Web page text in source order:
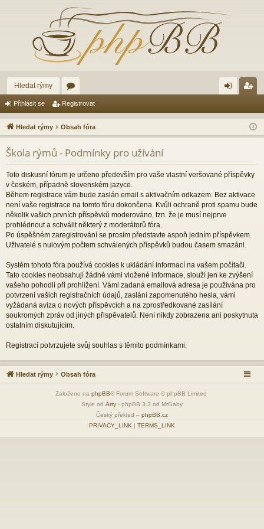
Hledat rýmy
ór
a lá
sit
ist
ro
t
Přihlásit se Registrovat
Hledat rýmy Obsah fóra
Škola rýmů - Podmínky pro užívání
Toto diskusní fórum je určeno především pro vaše vlastní veršované příspěvky
v českém, případně slovenském jazyce.
Během registrace vám bude zaslán email s aktivačním odkazem. Bez aktivace
není vaše registrace na tomto fóru dokončena. Kvůli ochraně proti spamu bude
několik vašich prvních příspěvků moderováno, tzn. že je musí nejprve
prohlédnout a schválit některý z moderátorů fóra.
Po úspěšném zaregistrování se prosím představte aspoň jedním příspěvkem.
Uživatelé s nulovým počtem schválených příspěvků budou časem smazáni.
Systém tohoto fóra používá cookies k ukládání informací na vašem počítači.
Tato cookies neobsahují žádné vámi vložené informace, slouží jen ke zvýšení
vašeho pohodlí při prohlížení. Vámi zadaná emailová adresa je používána pro
potvrzení vašich registračních údajů, zaslání zapomenutého hesla, vámi
vyžádaná avíza o nových příspěvcích a na zprostředkované zasílání
soukromých zpráv od jiných přispěvatelů. Není nikdy zobrazena ani poskytnuta
ostatním diskutujícím.
Registrací potvrzujete svůj souhlas s těmito podmínkami.
Hledat rýmy Obsah fóra
Založeno na phpBB® Forum Software © phpBB Limited
Style od Arty - phpBB 3.3 od MrGaby
Český překlad – phpBB.cz
PRIVACY_LINK | TERMS_LINK